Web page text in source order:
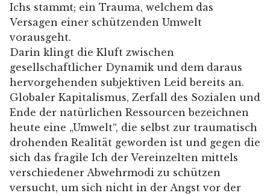
Ichs stammt; ein Trauma, welchem das
Versagen einer schützenden Umwelt
vorausgeht.
Darin klingt die Kluft zwischen
gesellschaftlicher Dynamik und dem daraus
hervorgehenden subjektiven Leid bereits an.
Globaler Kapitalismus, Zerfall des Sozialen und
Ende der natürlichen Ressourcen bezeichnen
heute eine „Umwelt“, die selbst zur traumatisch
drohenden Realität geworden ist und gegen die
sich das fragile Ich der Vereinzelten mittels
verschiedener Abwehrmodi zu schützen
versucht, um sich nicht in der Angst vor der